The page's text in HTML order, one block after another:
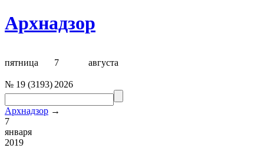
Архнадзор
пятница 7 августа
№ 19 (3193) 2026
Архнадзор →
7
января
2019